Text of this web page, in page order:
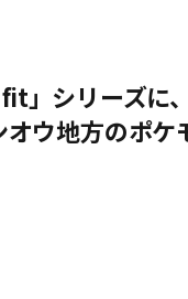
」シリーズに
ウ地方のポケ